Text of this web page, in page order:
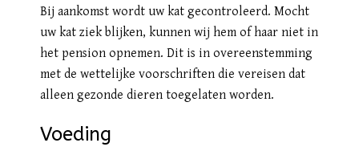
Bij aankomst wordt uw kat gecontroleerd. Mocht
uw kat ziek blijken, kunnen wij hem of haar niet in
het pension opnemen. Dit is in overeenstemming
met de wettelijke voorschriften die vereisen dat
alleen gezonde dieren toegelaten worden.
Voeding